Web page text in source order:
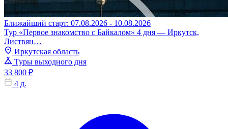
Ближайший старт: 07.08.2026 - 10.08.2026
Тур «Первое знакомство с Байкалом» 4 дня — Иркутск,
Листвян…
Иркутская область
Туры выходного дня
33 800 ₽
4 д.